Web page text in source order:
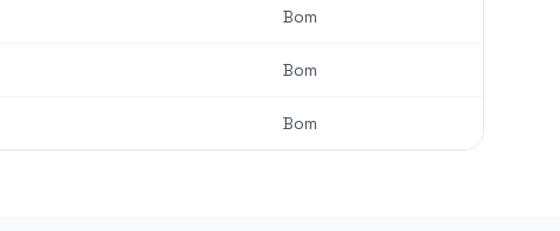
Bom
Bom
Bom